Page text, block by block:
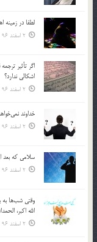
لطفا در زمينه
2 اسفند 96
اگر تأثير
اشكالي ندارد؟
2 اسفند 96
خداوند
2 اسفند 96
سلامي كه بعد از اتمام نماز به
2 اسفند 96
وقتي شب‌ها به
الله اكبر،
2 اسفند 96